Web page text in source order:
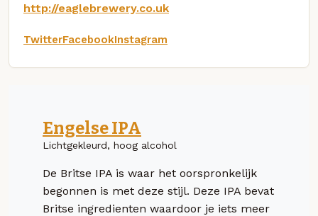
http://eaglebrewery.co.uk
TwitterFacebookInstagram
Engelse IPA
Lichtgekleurd, hoog alcohol
De Britse IPA is waar het oorspronkelijk
begonnen is met deze stijl. Deze IPA bevat
Britse ingredienten waardoor je iets meer